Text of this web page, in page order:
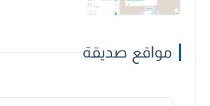
مواقع صديقة